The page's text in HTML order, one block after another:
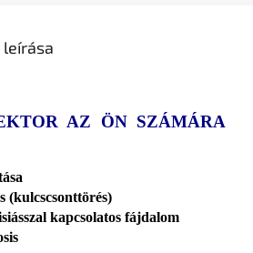
AZ ÖN SZÁMÁRA
(kulcscsonttörés)
kapcsolatos fájdalom